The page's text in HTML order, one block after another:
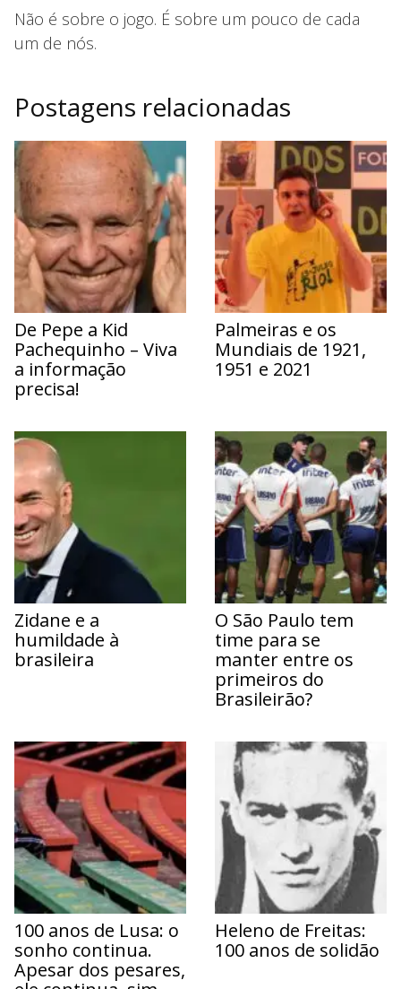
Não é sobre o jogo. É sobre um pouco de cada
um de nós.
Postagens relacionadas
De Pepe a Kid
Pachequinho – Viva
a informação
precisa!
Palmeiras e os
Mundiais de 1921,
1951 e 2021
Zidane e a
humildade à
brasileira
O São Paulo tem
time para se
manter entre os
primeiros do
Brasileirão?
100 anos de Lusa: o
sonho continua.
Apesar dos pesares,
Heleno de Freitas:
100 anos de solidão